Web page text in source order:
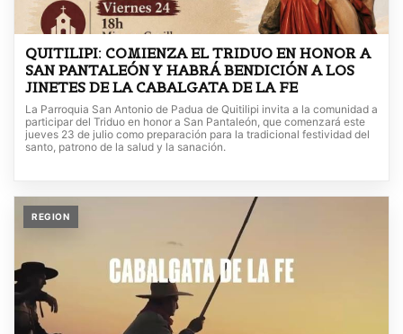
QUITILIPI: COMIENZA EL TRIDUO EN HONOR A
SAN PANTALEÓN Y HABRÁ BENDICIÓN A LOS
JINETES DE LA CABALGATA DE LA FE
La Parroquia San Antonio de Padua de Quitilipi invita a la comunidad a
participar del Triduo en honor a San Pantaleón, que comenzará este
jueves 23 de julio como preparación para la tradicional festividad del
santo, patrono de la salud y la sanación.
REGION